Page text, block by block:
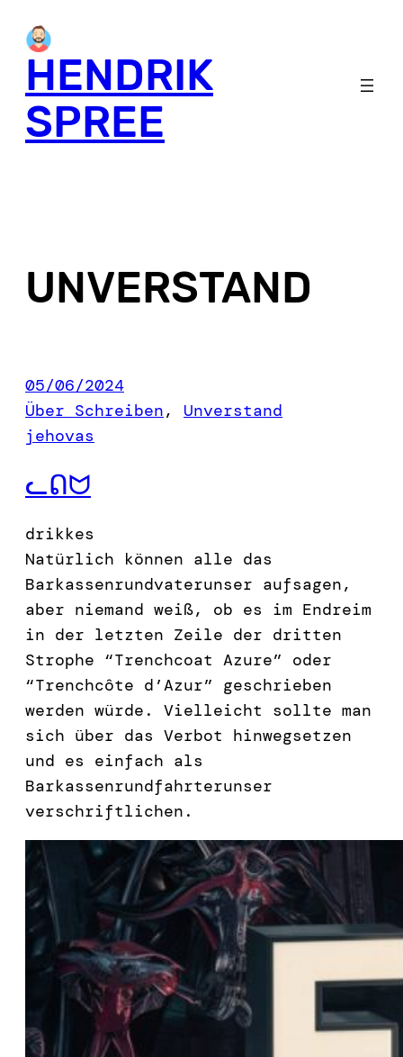
content
HENDRIK
SPREE
UNVERSTAND
05/06/2024
Über Schreiben, Unverstand
jehovas
ᓚᕠᗢ
drikkes
Natürlich können alle das
Barkassenrundvaterunser aufsagen,
aber niemand weiß, ob es im Endreim
in der letzten Zeile der dritten
Strophe “Trenchcoat Azure” oder
“Trenchcôte d’Azur” geschrieben
werden würde. Vielleicht sollte man
sich über das Verbot hinwegsetzen
und es einfach als
Barkassenrundfahrterunser
verschriftlichen.